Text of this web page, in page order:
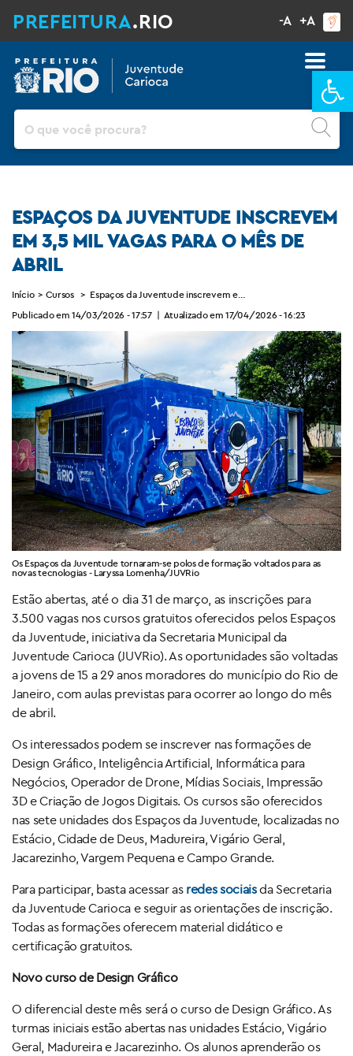
PREFEITURA.RIO -A +A
Pesquisar
ESPAÇOS DA JUVENTUDE INSCREVEM
EM 3,5 MIL VAGAS PARA O MÊS DE
ABRIL
Início > Cursos > Espaços da Juventude inscrevem em 3,5 mil vagas para o
Publicado em 14/03/2026 - 17:57 | Atualizado em 17/04/2026 - 16:23
Os Espaços da Juventude tornaram-se polos de formação voltados para as
novas tecnologias - Laryssa Lomenha/JUVRio
Estão abertas, até o dia 31 de março, as inscrições para
3.500 vagas nos cursos gratuitos oferecidos pelos Espaços
da Juventude, iniciativa da Secretaria Municipal da
Juventude Carioca (JUVRio). As oportunidades são voltadas
a jovens de 15 a 29 anos moradores do município do Rio de
Janeiro, com aulas previstas para ocorrer ao longo do mês
de abril.
Os interessados podem se inscrever nas formações de
Design Gráfico, Inteligência Artificial, Informática para
Negócios, Operador de Drone, Mídias Sociais, Impressão
3D e Criação de Jogos Digitais. Os cursos são oferecidos
nas sete unidades dos Espaços da Juventude, localizadas no
Estácio, Cidade de Deus, Madureira, Vigário Geral,
Jacarezinho, Vargem Pequena e Campo Grande.
Para participar, basta acessar as redes sociaisda Secretaria
da Juventude Carioca e seguir as orientações de inscrição.
Todas as formações oferecem material didático e
certificação gratuitos.
Novo curso de Design Gráfico
O diferencial deste mês será o curso de Design Gráfico. As
turmas iniciais estão abertas nas unidades Estácio, Vigário
Geral, Madureira e Jacarezinho. Os alunos aprenderão os